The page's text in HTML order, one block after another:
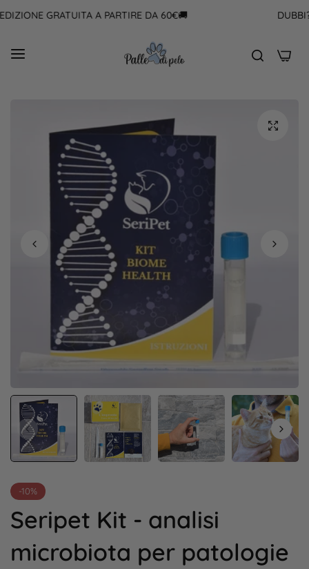
GRATUITA A PARTIRE DA 60€🚚 DUBBI?
0
-10%
Seripet Kit - analisi
microbiota per patologie